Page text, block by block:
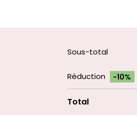
Sous-total
Réduction -10%
Total